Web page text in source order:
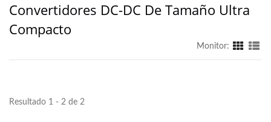
Convertidores DC-DC De Tamaño Ultra
Compacto
Monitor:
Resultado 1 - 2 de 2